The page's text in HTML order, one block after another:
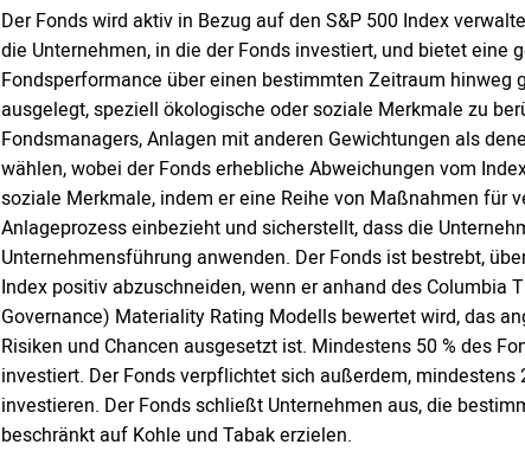
Der Fonds wird aktiv in Bezug auf den S&P 500 Index
die Unternehmen, in die der Fonds investiert, und bietet eine
Fondsperformance über einen bestimmten Zeitraum
ausgelegt, speziell ökologische oder soziale Merkmale zu
Fondsmanagers, Anlagen mit anderen Gewichtungen als
wählen, wobei der Fonds erhebliche Abweichungen vom
soziale Merkmale, indem er eine Reihe von Maßnahmen für
Anlageprozess einbezieht und sicherstellt, dass die
Unternehmensführung anwenden. Der Fonds ist bestrebt,
Index positiv abzuschneiden, wenn er anhand des Columbia
Governance) Materiality Rating Modells bewertet wird, das
Risiken und Chancen ausgesetzt ist. Mindestens 50 % des
investiert. Der Fonds verpflichtet sich außerdem,
investieren. Der Fonds schließt Unternehmen aus, die
beschränkt auf Kohle und Tabak erzielen.